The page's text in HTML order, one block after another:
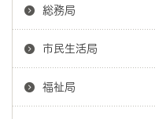
総務局
市民生活局
福祉局